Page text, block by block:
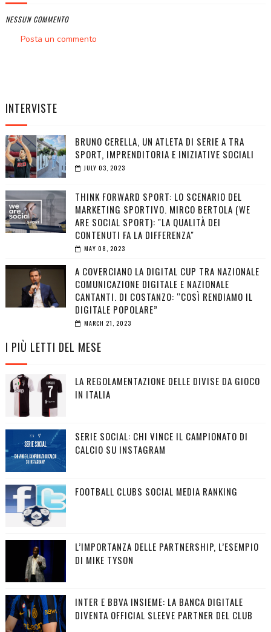
NESSUN COMMENTO
Posta un commento
INTERVISTE
BRUNO CERELLA, UN ATLETA DI SERIE A TRA
SPORT, IMPRENDITORIA E INIZIATIVE SOCIALI
JULY 03, 2023
THINK FORWARD SPORT: LO SCENARIO DEL
MARKETING SPORTIVO. MIRCO BERTOLA (WE
ARE SOCIAL SPORT): "LA QUALITÀ DEI
CONTENUTI FA LA DIFFERENZA"
MAY 08, 2023
A COVERCIANO LA DIGITAL CUP TRA NAZIONALE
COMUNICAZIONE DIGITALE E NAZIONALE
CANTANTI. DI COSTANZO: “COSÌ RENDIAMO IL
DIGITALE POPOLARE”
MARCH 21, 2023
I PIÙ LETTI DEL MESE
LA REGOLAMENTAZIONE DELLE DIVISE DA GIOCO
IN ITALIA
SERIE SOCIAL: CHI VINCE IL CAMPIONATO DI
CALCIO SU INSTAGRAM
FOOTBALL CLUBS SOCIAL MEDIA RANKING
L’IMPORTANZA DELLE PARTNERSHIP, L’ESEMPIO
DI MIKE TYSON
INTER E BBVA INSIEME: LA BANCA DIGITALE
DIVENTA OFFICIAL SLEEVE PARTNER DEL CLUB